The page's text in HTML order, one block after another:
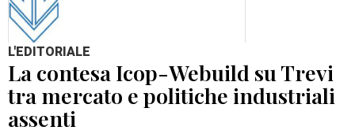
L'EDITORIALE
La contesa Icop-Webuild su Trevi
tra mercato e politiche industriali
assenti